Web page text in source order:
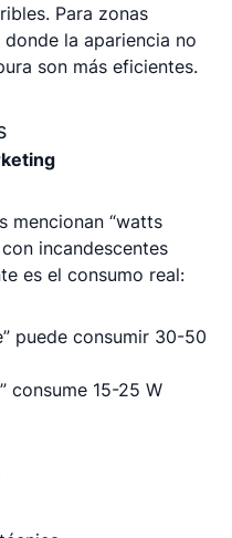
Para zonas
la apariencia no
son más eficientes.
mencionan “watts
incandescentes
es el consumo real:
puede consumir 30-50
consume 15-25 W